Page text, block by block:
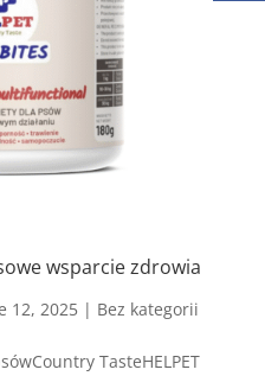
wsparcie zdrowia
12, 2025| Bez kategorii
TasteHELPET